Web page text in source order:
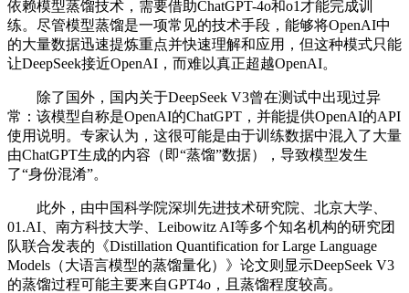
依赖模型蒸馏技术，需要借助ChatGPT-4o和o1才能完成训
练。尽管模型蒸馏是一项常见的技术手段，能够将OpenAI中
的大量数据迅速提炼重点并快速理解和应用，但这种模式只能
让DeepSeek接近OpenAI，而难以真正超越OpenAI。
除了国外，国内关于DeepSeek V3曾在测试中出现过异
常：该模型自称是OpenAI的ChatGPT，并能提供OpenAI的API
使用说明。专家认为，这很可能是由于训练数据中混入了大量
由ChatGPT生成的内容（即“蒸馏”数据），导致模型发生
了“身份混淆”。
此外，由中国科学院深圳先进技术研究院、北京大学、
01.AI、南方科技大学、Leibowitz AI等多个知名机构的研究团
队联合发表的《Distillation Quantification for Large Language
Models（大语言模型的蒸馏量化）》论文则显示DeepSeek V3
的蒸馏过程可能主要来自GPT4o，且蒸馏程度较高。